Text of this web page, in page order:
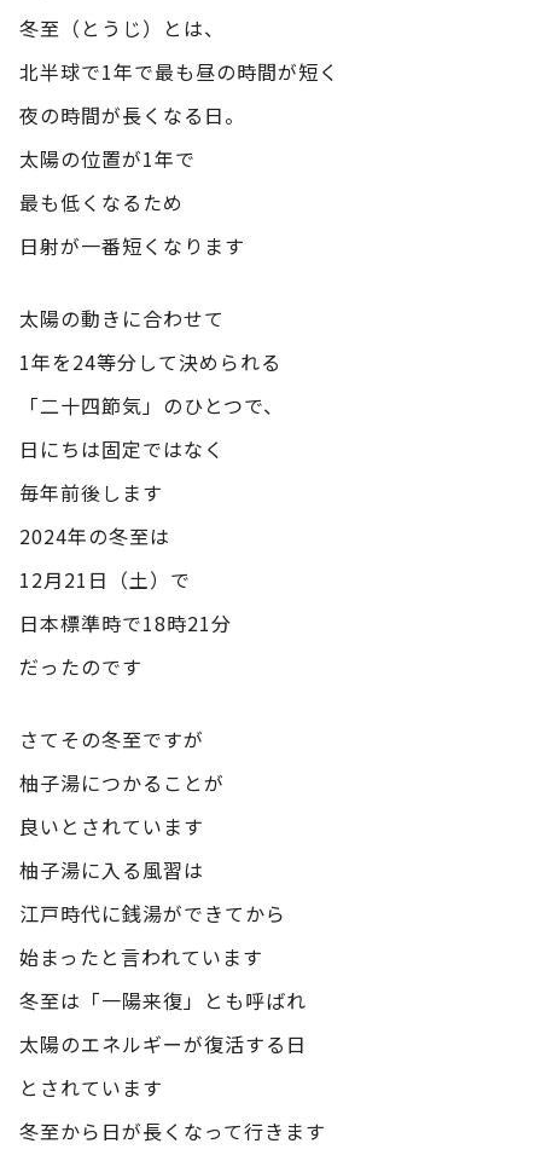
冬至（とうじ）とは、
北半球で1年で最も昼の時間が短く
夜の時間が長くなる日。
太陽の位置が1年で
最も低くなるため
日射が一番短くなります
太陽の動きに合わせて
1年を24等分して決められる
「二十四節気」のひとつで、
日にちは固定ではなく
毎年前後します
2024年の冬至は
12月21日（土）で
日本標準時で18時21分
だったのです
さてその冬至ですが
柚子湯につかることが
良いとされています
柚子湯に入る風習は
江戸時代に銭湯ができてから
始まったと言われています
冬至は「一陽来復」とも呼ばれ
太陽のエネルギーが復活する日
とされています
冬至から日が長くなって行きます